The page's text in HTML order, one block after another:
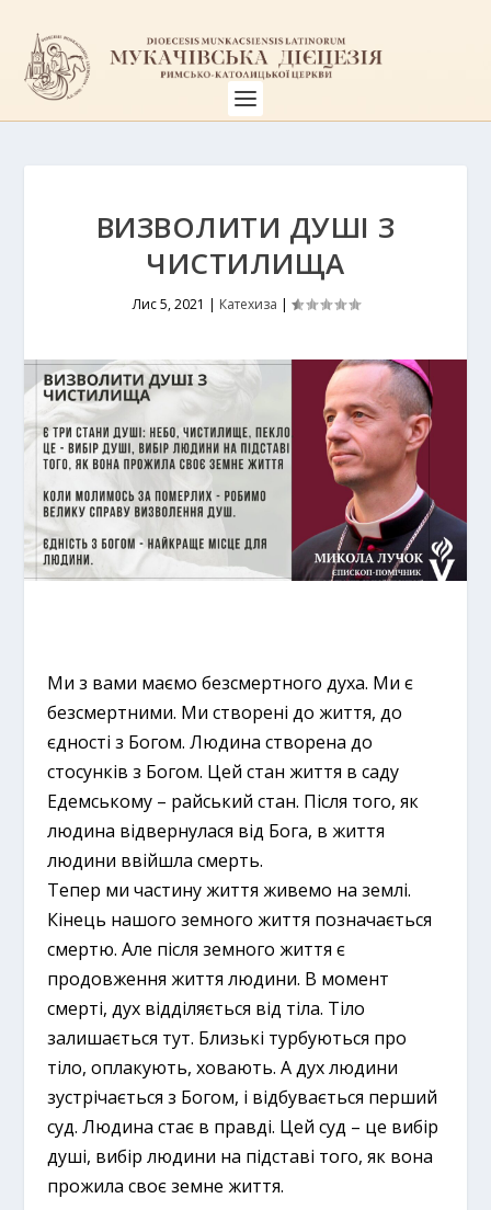
ВИЗВОЛИТИ ДУШІ З
ЧИСТИЛИЩА
Лис 5, 2021 | Катехиза |
Ми з вами маємо безсмертного духа. Ми є
безсмертними. Ми створені до життя, до
єдності з Богом. Людина створена до
стосунків з Богом. Цей стан життя в саду
Едемському – райський стан. Після того, як
людина відвернулася від Бога, в життя
людини ввійшла смерть.
Тепер ми частину життя живемо на землі.
Кінець нашого земного життя позначається
смертю. Але після земного життя є
продовження життя людини. В момент
смерті, дух відділяється від тіла. Тіло
залишається тут. Близькі турбуються про
тіло, оплакують, ховають. А дух людини
зустрічається з Богом, і відбувається перший
суд. Людина стає в правді. Цей суд – це вибір
душі, вибір людини на підставі того, як вона
прожила своє земне життя.